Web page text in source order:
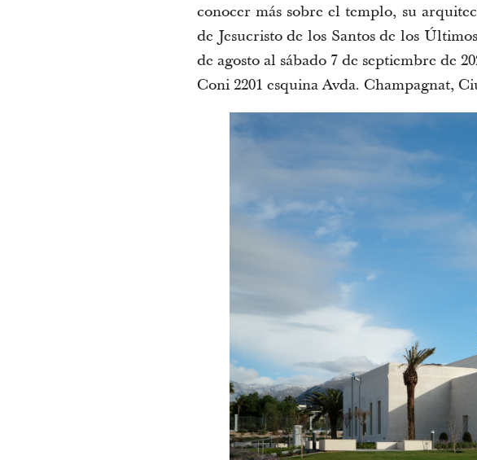
conocer más sobre el templo, su
de Jesucristo de los Santos de los
Coni 2201 esquina Avda. Champagnat,